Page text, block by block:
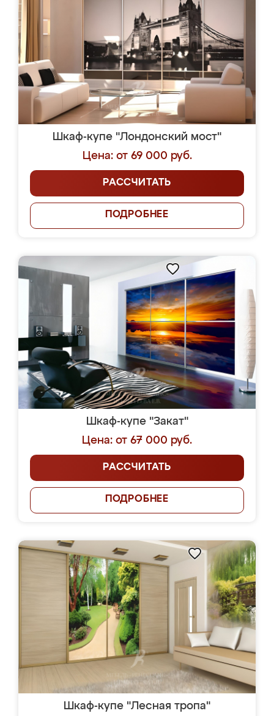
Шкаф-купе "Лондонский мост"
Цена: от 69 000 руб.
РАССЧИТАТЬ
ПОДРОБНЕЕ
Шкаф-купе "Закат"
Цена: от 67 000 руб.
РАССЧИТАТЬ
ПОДРОБНЕЕ
Шкаф-купе "Лесная тропа"